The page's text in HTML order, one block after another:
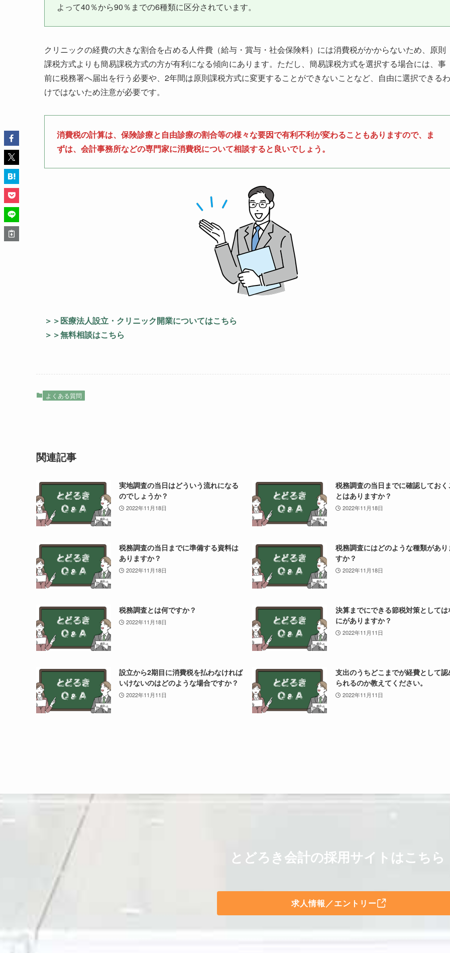
よって40％から90％までの6種類に区分されています。
クリニックの経費の大きな割合を占める人件費（給与・賞与・社会保険料）には消費税がかからないため、原則
課税方式よりも簡易課税方式の方が有利になる傾向にあります。ただし、簡易課税方式を選択する場合には、事
前に税務署へ届出を行う必要や、2年間は原則課税方式に変更することができないことなど、自由に選択できるわ
けではないため注意が必要です。
消費税の計算は、保険診療と自由診療の割合等の様々な要因で有利不利が変わることもありますので、ま
ずは、会計事務所などの専門家に消費税について相談すると良いでしょう。
＞＞医療法人設立・クリニック開業についてはこちら
＞＞無料相談はこちら
よくある質問
関連記事
実地調査の当日はどういう流れになる
のでしょうか？
2022年11月18日
税務調査の当日までに確認しておく
とはありますか？
2022年11月18日
税務調査の当日までに準備する資料は
ありますか？
2022年11月18日
税務調査にはどのような種類があり
すか？
2022年11月18日
税務調査とは何ですか？
2022年11月18日
決算までにできる節税対策としては
にがありますか？
2022年11月11日
設立から2期目に消費税を払わなければ
いけないのはどのような場合ですか？
2022年11月11日
支出のうちどこまでが経費として認
られるのか教えてください。
2022年11月11日
とどろき会計の採用サイトはこちら
求人情報／エントリー